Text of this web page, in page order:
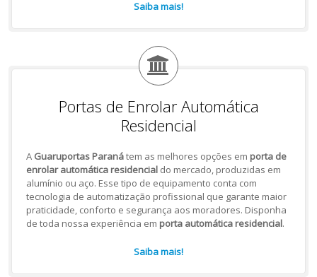
Saiba mais!
Portas de Enrolar Automática
Residencial
A Guaruportas Paranátem as melhores opções em porta de
enrolar automática residencialdo mercado, produzidas em
alumínio ou aço. Esse tipo de equipamento conta com
tecnologia de automatização profissional que garante maior
praticidade, conforto e segurança aos moradores. Disponha
de toda nossa experiência em porta automática residencial.
Saiba mais!